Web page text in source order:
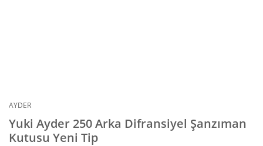
AYDER
Yuki Ayder 250 Arka Difransiyel Şanzıman
Kutusu Yeni Tip